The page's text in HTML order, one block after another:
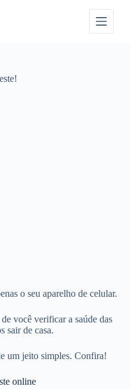
o seu aparelho de celular.
você verificar a saúde das
sair de casa.
um jeito simples. Confira!
online